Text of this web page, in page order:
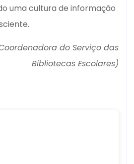
uma cultura de informação
do Serviço das
Bibliotecas Escolares)